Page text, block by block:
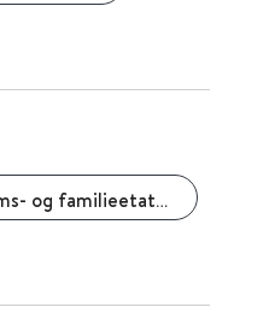
Barne-, ungdoms- og familieetaten (Bufetat)